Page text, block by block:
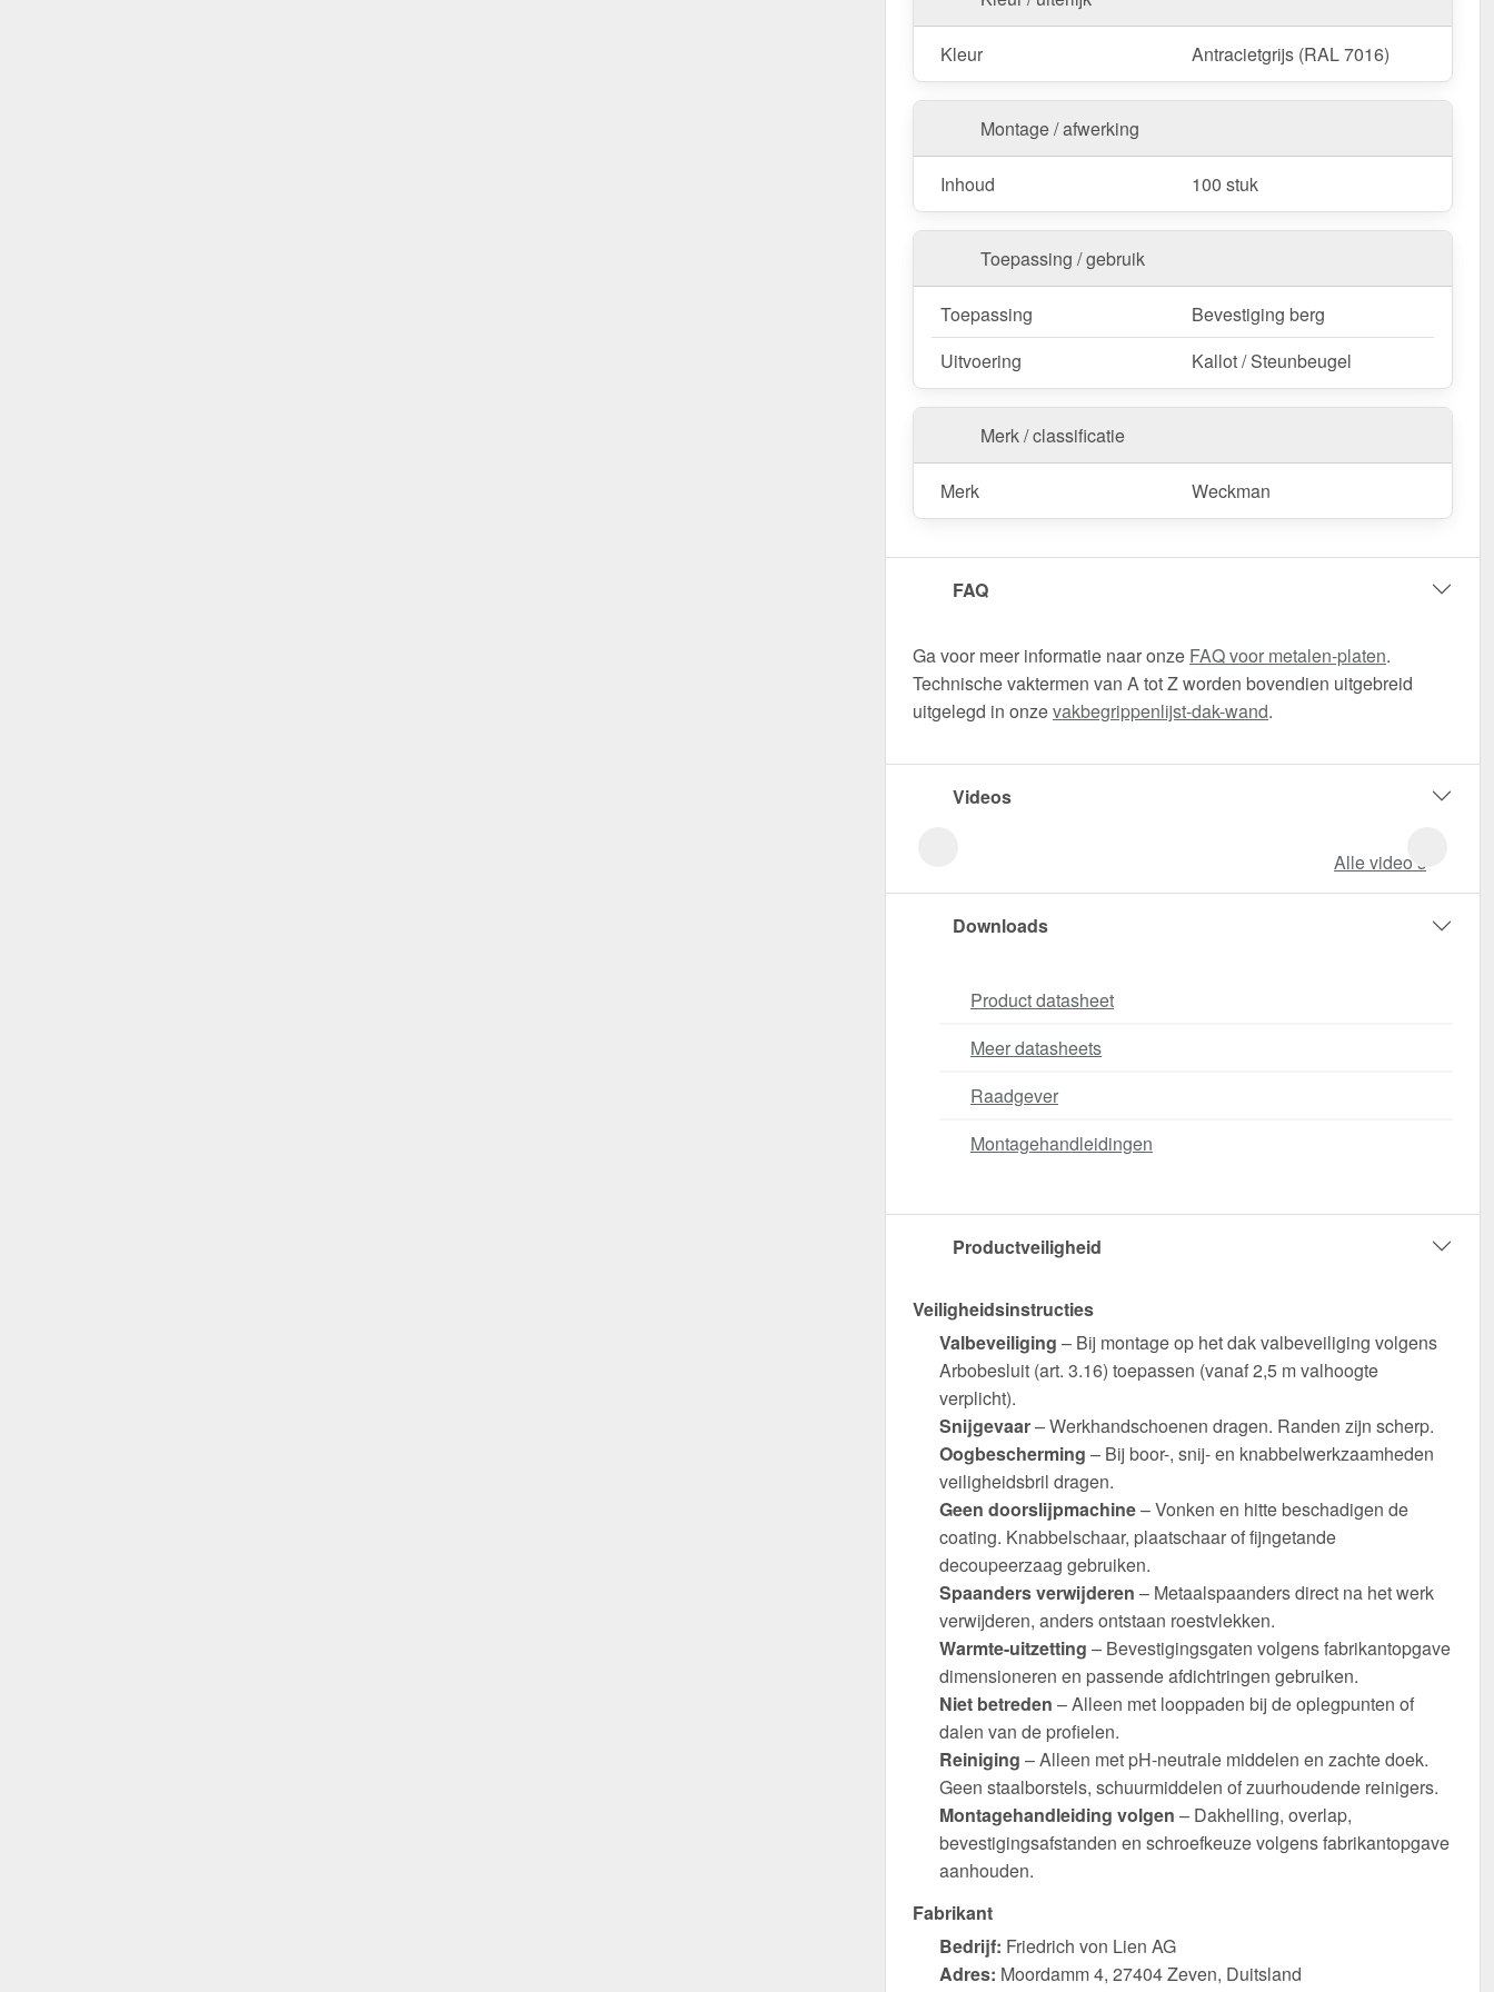
Kleur Antracietgrijs (RAL 7016)
Montage / afwerking
Inhoud 100 stuk
Toepassing / gebruik
Toepassing
Bevestiging berg
Uitvoering
Kallot / Steunbeugel
Merk / classificatie
Merk Weckman
FAQ
Ga voor meer informatie naar onze FAQ voor metalen-platen.
Technische vaktermen van A tot Z worden bovendien uitgebreid
uitgelegd in onzevakbegrippenlijst-dak-wand.
Videos
Alle video‘s
Downloads
Product datasheet
Meer datasheets
Raadgever
Montagehandleidingen
Productveiligheid
Veiligheidsinstructies
Valbeveiliging – Bij montage op het dak valbeveiliging volgens
Arbobesluit (art. 3.16) toepassen (vanaf 2,5 m valhoogte
verplicht).
Snijgevaar– Werkhandschoenen dragen. Randen zijn scherp.
Oogbescherming – Bij boor-, snij- en knabbelwerkzaamheden
veiligheidsbril dragen.
Geen doorslijpmachine– Vonken en hitte beschadigen de
coating. Knabbelschaar, plaatschaar of fijngetande
decoupeerzaag gebruiken.
Spaanders verwijderen – Metaalspaanders direct na het werk
verwijderen, anders ontstaan roestvlekken.
Warmte-uitzetting – Bevestigingsgaten volgens fabrikantopgave
dimensioneren en passende afdichtringen gebruiken.
Niet betreden – Alleen met looppaden bij de oplegpunten of
dalen van de profielen.
Reiniging – Alleen met pH-neutrale middelen en zachte doek.
Geen staalborstels, schuurmiddelen of zuurhoudende reinigers.
Montagehandleiding volgen – Dakhelling, overlap,
bevestigingsafstanden en schroefkeuze volgens fabrikantopgave
aanhouden.
Fabrikant
Bedrijf: Friedrich von Lien AG
Adres: Moordamm 4, 27404 Zeven, Duitsland